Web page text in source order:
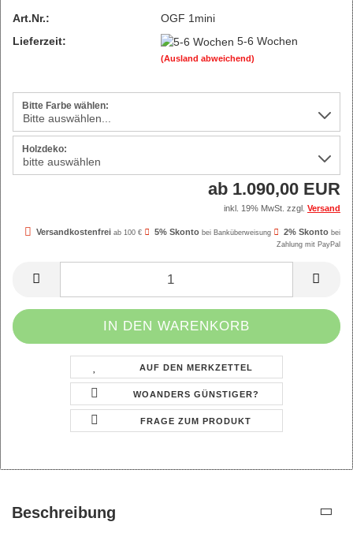
Art.Nr.:
OGF 1mini
Lieferzeit:
5-6 Wochen
(Ausland abweichend)
Bitte Farbe wählen:
Holzdeko:
ab 1.090,00 EUR
inkl. 19% MwSt. zzgl. Versand
Versandkostenfrei ab 100 € 5% Skonto bei Banküberweisung 2% Skonto bei
Zahlung mit PayPal
AUF DEN MERKZETTEL
WOANDERS GÜNSTIGER?
FRAGE ZUM PRODUKT
Beschreibung